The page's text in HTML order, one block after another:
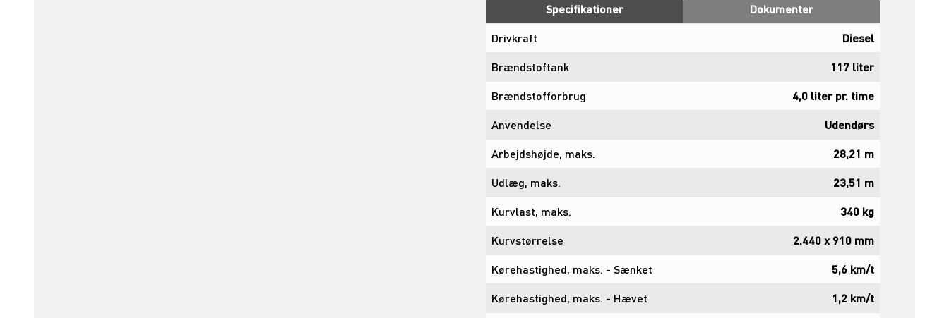
Specifikationer
Dokumenter
Drivkraft
Diesel
Brændstoftank
117 liter
Brændstofforbrug
4,0 liter pr. time
Anvendelse
Udendørs
Arbejdshøjde, maks.
28,21 m
Udlæg, maks.
23,51 m
Kurvlast, maks.
340 kg
Kurvstørrelse
2.440 x 910 mm
Kørehastighed, maks. - Sænket
5,6 km/t
Kørehastighed, maks. - Hævet
1,2 km/t